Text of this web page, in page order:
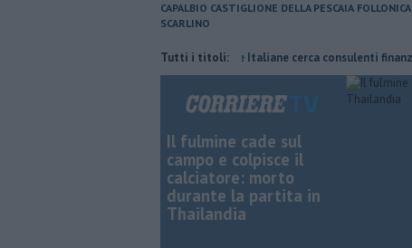
CAPALBIO CASTIGLIONE DELLA PESCAIA FOLLONICA
SCARLINO
Tutti i titoli:
Poste Italiane cerca consulenti finanziari
Il fulmine cade sul
campo e colpisce il
calciatore: morto
durante la partita in
Thailandia